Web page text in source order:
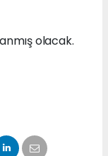
olacak.